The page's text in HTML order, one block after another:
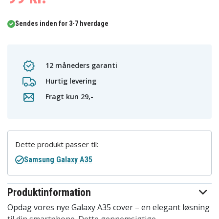
Sendes inden for 3-7 hverdage
12 måneders garanti
Hurtig levering
Fragt kun 29,-
Produktinformation
Opdag vores nye Galaxy A35 cover – en elegant løsning
Dette produkt passer til:
Samsung Galaxy A35